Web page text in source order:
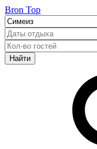
Bron Top
Найти